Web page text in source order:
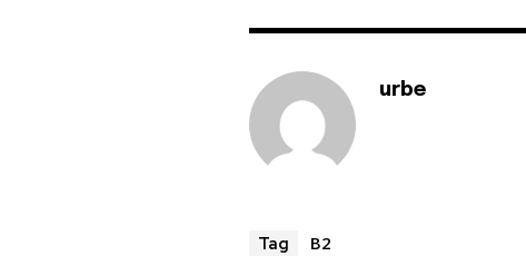
urbe
Tag B2